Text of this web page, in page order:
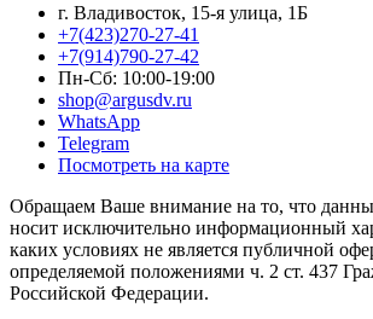
г. Владивосток, 15-я улица, 1Б
+7(423)270-27-41
+7(914)790-27-42
Пн-Сб: 10:00-19:00
shop@argusdv.ru
WhatsApp
Telegram
Посмотреть на карте
Обращаем Ваше внимание на то, что
носит исключительно информационный
каких условиях не является публичной
определяемой положениями ч. 2 ст. 437
Российской Федерации.